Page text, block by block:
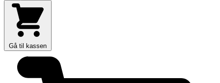
Gå til kassen